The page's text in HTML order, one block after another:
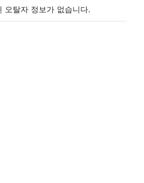
오탈자 정보가 없습니다.